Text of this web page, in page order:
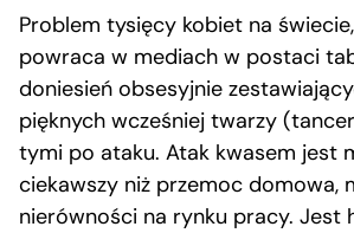
Problem tysięcy kobiet na
powraca w mediach w postaci
doniesień obsesyjnie
pięknych wcześniej twarzy
tymi po ataku. Atak kwasem jest
ciekawszy niż przemoc domowa,
nierówności na rynku pracy. Jest